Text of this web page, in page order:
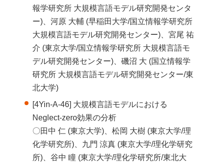
報学研究所 大規模言語モデル研究開発センタ
ー)、河原 大輔 (早稲田大学/国立情報学研究所
大規模言語モデル研究開発センター)、宮尾 祐
介 (東京大学/国立情報学研究所 大規模言語モ
デル研究開発センター)、磯沼 大 (国立情報学
研究所 大規模言語モデル研究開発センター/東
北大学)
[4Yin-A-46] 大規模言語モデルにおける
Neglect-zero効果の分析
〇田中 仁 (東京大学)、松岡 大樹 (東京大学/理
化学研究所)、九門 涼真 (東京大学/理化学研究
所)、谷中 瞳 (東京大学/理化学研究所/東北大